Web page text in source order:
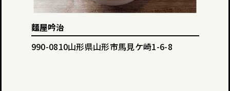
麵屋吟治
990-0810山形県山形市馬見ケ崎1-6-8